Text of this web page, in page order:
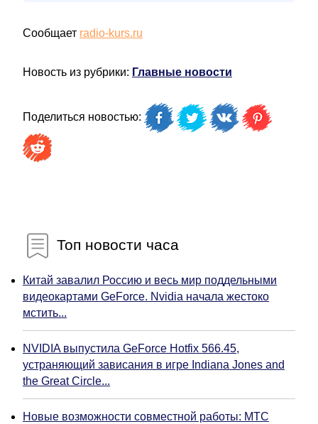
Сообщает radio-kurs.ru
Новость из рубрики: Главные новости
Поделиться новостью:
Топ новости часа
Китай завалил Россию и весь мир поддельными
видеокартами GeForce. Nvidia начала жестоко
мстить...
NVIDIA выпустила GeForce Hotfix 566.45,
устраняющий зависания в игре Indiana Jones and
the Great Circle...
Новые возможности совместной работы: МТС